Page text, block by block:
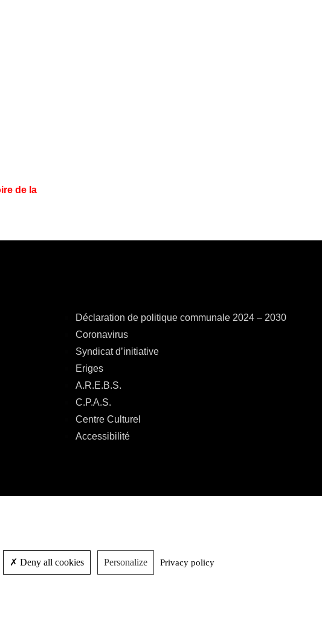
de la
Déclaration de politique communale 2024 – 2030
Coronavirus
Syndicat d’initiative
Eriges
A.R.E.B.S.
C.P.A.S.
Centre Culturel
Accessibilité
Deny all cookies Personalize Privacy policy